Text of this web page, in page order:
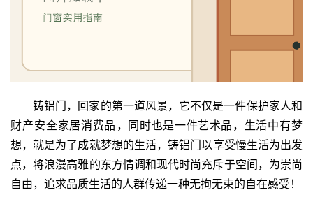
铸铝‬门，回家‬的第一道风景，它不仅是一件保护家人‬和‬
财产‬安全‬家居消费品‬，同时也是一件艺术品，生活中‬有梦
想‬，就是为了成就梦想‬的生活‬，铸铝门‬以享受慢生活为出发
点，将浪漫高雅的东方情调和现代时尚充斥‬于空间，为崇尚
自由，追求品质生活的人群传递一种无拘无束的自在感受！